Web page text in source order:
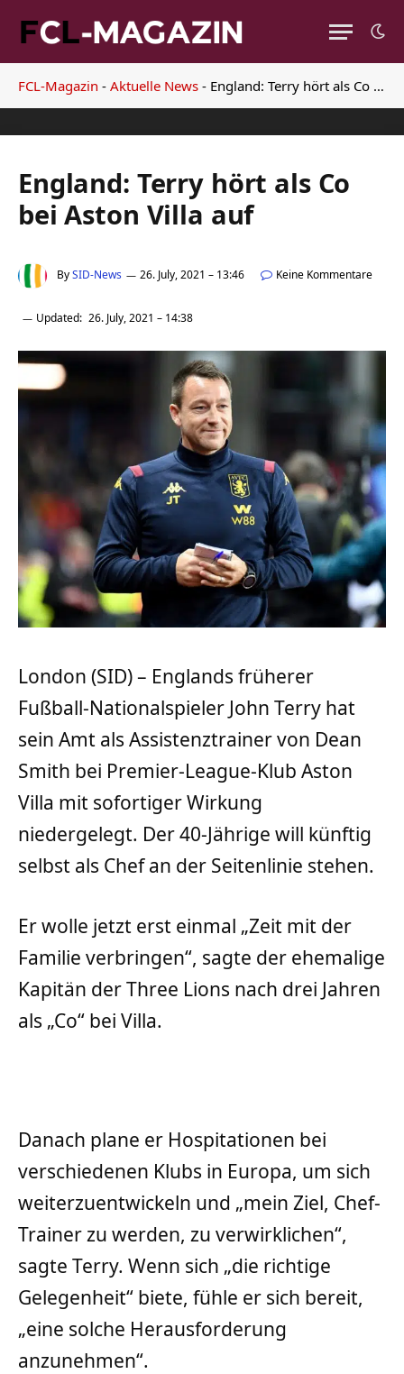
FCL-Magazin - Aktuelle News - England: Terry hört als Co bei Aston Villa auf
England: Terry hört als Co
bei Aston Villa auf
BySID-News 26. July, 2021 – 13:46 Keine Kommentare
Updated: 26. July, 2021 – 14:38
London (SID) – Englands früherer
Fußball-Nationalspieler John Terry hat
sein Amt als Assistenztrainer von Dean
Smith bei Premier-League-Klub Aston
Villa mit sofortiger Wirkung
niedergelegt. Der 40-Jährige will künftig
selbst als Chef an der Seitenlinie stehen.
Er wolle jetzt erst einmal „Zeit mit der
Familie verbringen“, sagte der ehemalige
Kapitän der Three Lions nach drei Jahren
als „Co“ bei Villa.
Danach plane er Hospitationen bei
verschiedenen Klubs in Europa, um sich
weiterzuentwickeln und „mein Ziel, Chef-
Trainer zu werden, zu verwirklichen“,
sagte Terry. Wenn sich „die richtige
Gelegenheit“ biete, fühle er sich bereit,
„eine solche Herausforderung
anzunehmen“.